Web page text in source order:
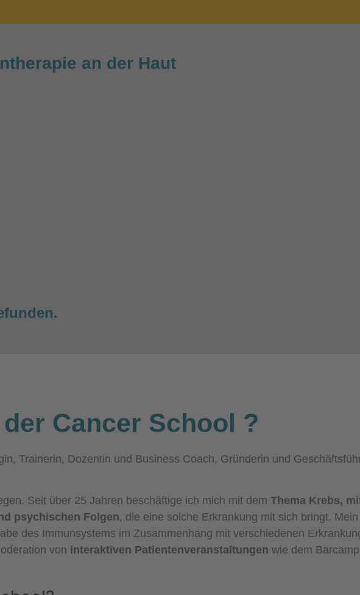
an der Haut
Cancer School ?
Trainerin, Dozentin und Business Coach, Gründerin und
Seit über 25 Jahren beschäftige ich mich mit dem Thema Krebs,
psychischen Folgen, die eine solche Erkrankung mit sich bringt.
des Immunsystems im Zusammenhang mit verschiedenen
von interaktiven Patientenveranstaltungen wie dem